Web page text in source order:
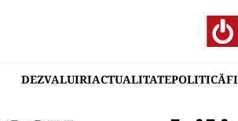
DEZVALUIRIACTUALITATEPOLITICĂ